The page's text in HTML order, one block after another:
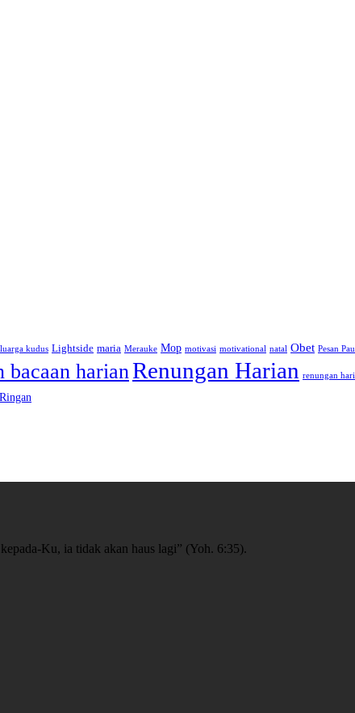
kudus Lightside maria Merauke Mop motivasi motivational natal Obet Pesan
bacaan harianRenungan Harian renungan
Ku, ia tidak akan haus lagi” (Yoh. 6:35).